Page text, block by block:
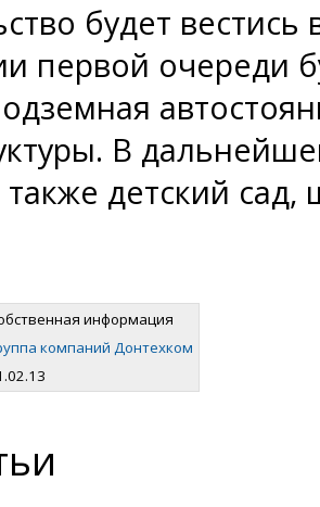
будет
первой очереди
В
также детский
информация
компаний Донтехком